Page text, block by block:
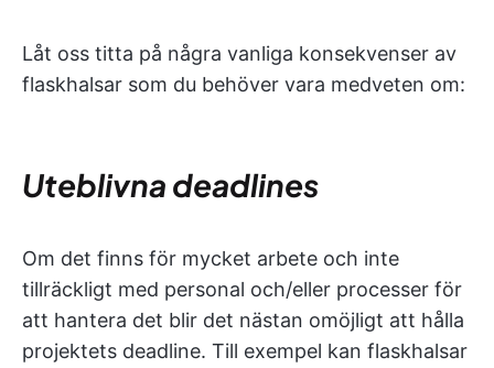
Låt oss titta på några vanliga konsekvenser av
flaskhalsar som du behöver vara medveten om:
Uteblivna deadlines
Om det finns för mycket arbete och inte
tillräckligt med personal och/eller processer för
att hantera det blir det nästan omöjligt att hålla
projektets deadline. Till exempel kan flaskhalsar